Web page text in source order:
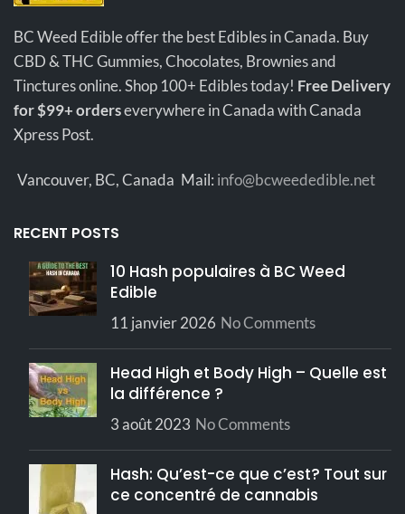
BC Weed Edible offer the best Edibles in Canada. Buy
CBD & THC Gummies, Chocolates, Brownies and
Tinctures online. Shop 100+ Edibles today! Free Delivery
for $99+ orderseverywhere in Canada with Canada
Xpress Post.
Vancouver, BC, Canada Mail: info@bcweededible.net
RECENT POSTS
10 Hash populaires à BC Weed
Edible
11 janvier 2026 No Comments
Head High et Body High – Quelle est
la différence ?
3 août 2023 No Comments
Hash: Qu’est-ce que c’est? Tout sur
ce concentré de cannabis